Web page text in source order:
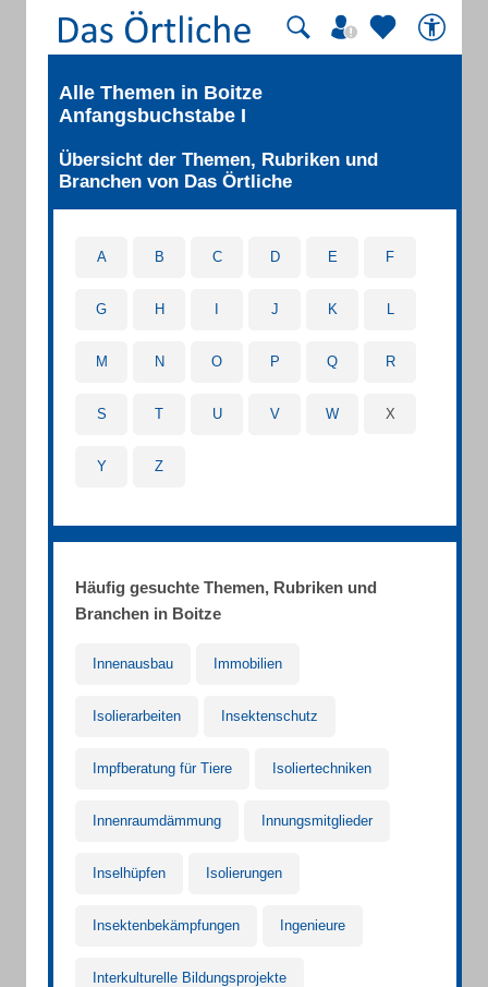
Alle Themen in Boitze
Anfangsbuchstabe I
Übersicht der Themen, Rubriken und
Branchen von Das Örtliche
A B C D E F
G H J K L
M N O P Q R
S T U V W X
Y Z
Häufig gesuchte Themen, Rubriken und
Branchen in Boitze
Innenausbau Immobilien
Isolierarbeiten Insektenschutz
Impfberatung für Tiere Isoliertechniken
Innenraumdämmung Innungsmitglieder
Inselhüpfen Isolierungen
Insektenbekämpfungen Ingenieure
Interkulturelle Bildungsprojekte